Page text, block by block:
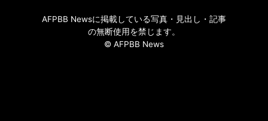
AFPBB Newsに掲載している写真・見出し・記事
の無断使用を禁じます。
© AFPBB News